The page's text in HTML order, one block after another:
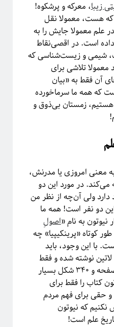
کند؟
زیبا، معرکه و پرشکوه!
که هست، معمولا نقل
علم معمولا جایش را به
است. در اقصی‌نقاط
شیمی و زیست‌شناسی که
تلاشی برای
آن فقط به «بیان
که همه ما سرماخورده
زمستان بی‌ذوق و
معنی امروزی‌ یا مدرنش،
می‌کند. در مورد این دو
دارد ولی آن‌چه از نظر من
دو نفر است! همه ما
به نام «اصولِ
طور کوتاه «پرینکیپیا» چه
با این وجود، باید
نوشته شده و فقط
جلد نخست آن حدود ۵۰۰ صفحه و ۳۴۰ شکل بسیار
کتاب را فقط برای
حقی برای فهم مردم
نکنیم که نیوتون
علم است!